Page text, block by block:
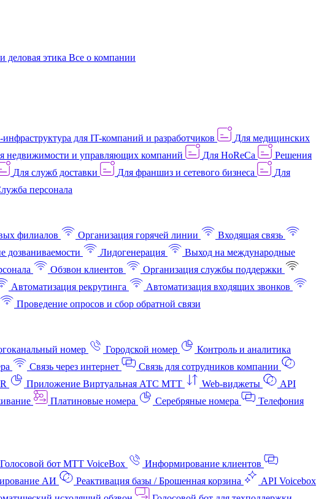
деловая этика Все о компании
инфраструктура для IT-компаний и разработчиков
Для медицинских
недвижимости и управляющих компаний Для HoReCa
Решения
Для служб доставки Для франшиз и сетевого бизнеса
Для
персонала
филиалов Организация горячей линии
Входящая связь
дозваниваемости Лидогенерация
Выход на международные
Обзвон клиентов
Организация службы поддержки
Автоматизация рекрутинга
Автоматизация входящих звонков
Проведение опросов и сбор обратной связи
номер Городской номер
Контроль и аналитика
Связь через интернет
Связь для сотрудников компании
Приложение Виртуальная АТС МТТ Web-виджеты
API
Платиновые номера Серебряные номера
Телефония
Голосовой бот МТТ VoiceBox
Информирование клиентов
АИ Реактивация базы / Брошенная корзина
API Voicebox